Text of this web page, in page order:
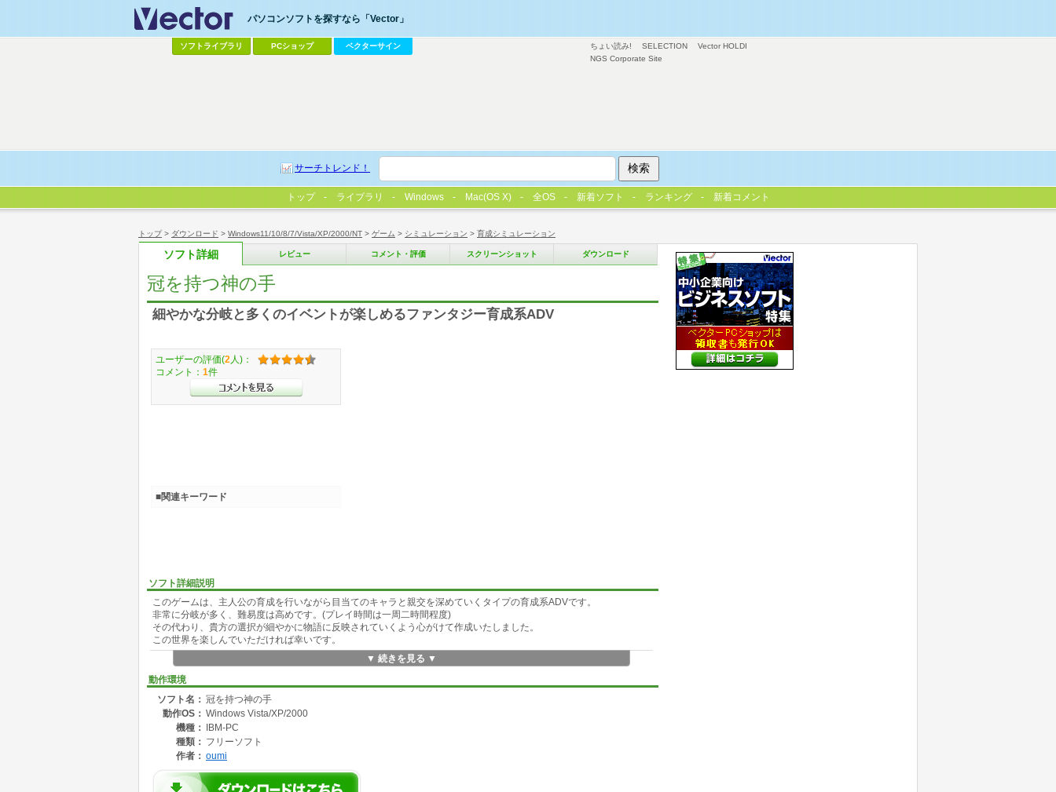
トップ> ダウンロード > Windows11/10/8/7/Vista/XP/2000/NT > ゲーム > シミュレーション > 育成シミュレーション
ソフト詳細 レビュー コメント・評価 スクリーンショット ダウンロード
冠を持つ神の手
細やかな分岐と多くのイベントが楽しめるファンタジー育成系ADV
ソフト詳細説明
このゲームは、主人公の育成を行いながら目当てのキャラと親交を深めていくタイプの育成系ADVです。
非常に分岐が多く、難易度は高めです。(プレイ時間は一周二時間程度)
その代わり、貴方の選択が細やかに物語に反映されていくよう心がけて作成いたしました。
この世界を楽しんでいただければ幸いです。
物語傾向としては非常に地味です。
異世界ファンタジーですが、魔王も帝国も出てこず、貴方はひたすら城の中で人間関係に翻弄されます。それだけの話
です。
▼ 続きを見る ▼
動作環境
ソフト名： 冠を持つ神の手
動作OS： Windows Vista/XP/2000
機種：
IBM-PC
種類： フリーソフト
作者： oumi
ユーザーの評価(2 人)：
コメント： 1件
■関連キーワード
ちょい読み! SELECTION
Vector HOLDI
NGS Corporate Site
パソコンソフトを探すなら「Vector」
ソフトライブラリ PCショップ ベクターサイン
サーチトレンド！
トップ ライブラリ Windows Mac(OS X) 全OS 新着ソフト ランキング 新着コメント